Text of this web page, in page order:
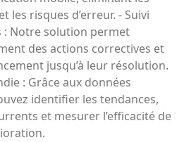
les risques d’erreur. - Suivi
: Notre solution permet
des actions correctives et
jusqu’à leur résolution.
: Grâce aux données
identifier les tendances,
et mesurer l’efficacité de